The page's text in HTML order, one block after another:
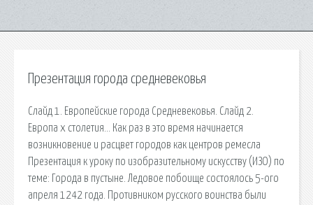
Презентация города средневековья
Слайд 1. Европейские города Средневековья. Слайд 2.
Европа x столетия… Как раз в это время начинается
возникновение и расцвет городов как центров ремесла
Презентация к уроку по изобразительному искусству (ИЗО) по
теме: Города в пустыне. Ледовое побоище состоялось 5-ого
апреля 1242 года. Противником русского воинства были